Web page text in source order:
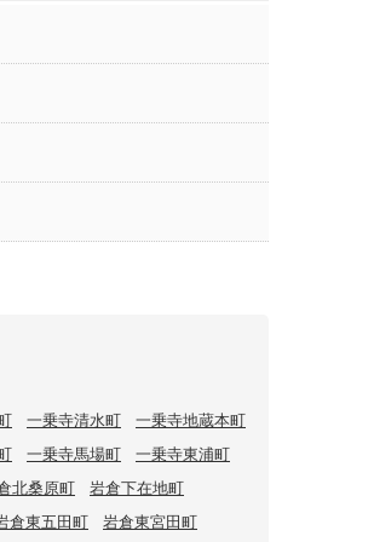
一乗寺清水町
一乗寺地蔵本町
一乗寺馬場町
一乗寺東浦町
北桑原町
岩倉下在地町
倉東五田町 岩倉東宮田町